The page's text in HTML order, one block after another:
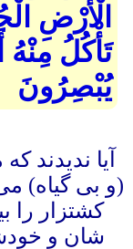
الْأَرْضِ
تَأْكُلُ مِنْهُ
يُبْصِرُونَ
آیا
(و بی گیاه)
کشتزار را
شان و